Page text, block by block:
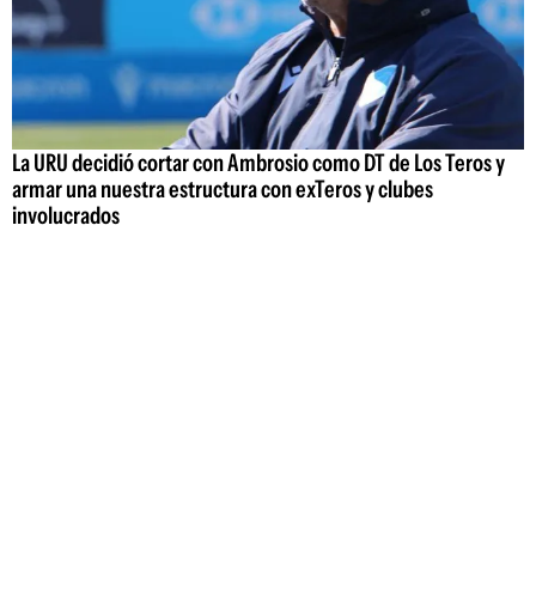
La URU decidió cortar con Ambrosio como DT de Los Teros y
armar una nuestra estructura con exTeros y clubes
involucrados